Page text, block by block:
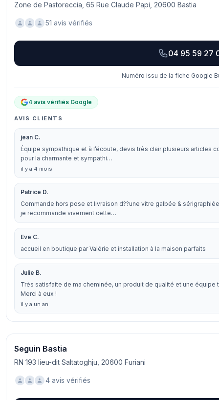
Zone de Pastoreccia, 65 Rue Claude Papi, 20600 Bastia
51 avis vérifiés
04 95 59 27
Numéro issu de la fiche Google
4 avis vérifiés Google
AVIS CLIENTS
jean C.
Équipe sympathique et à l’écoute, devis très clair plusieurs articles
pour la charmante et sympathi…
il y a 4 mois
Patrice D.
Commande hors pose et livraison d??une vitre galbée &
je recommande vivement cette…
Eve C.
accueil en boutique par Valérie et installation à la maison parfaits
Julie B.
Très satisfaite de ma cheminée, un produit de qualité et une
Merci à eux !
il y a un an
Seguin Bastia
RN 193 lieu-dit Saltatoghju, 20600 Furiani
4 avis vérifiés